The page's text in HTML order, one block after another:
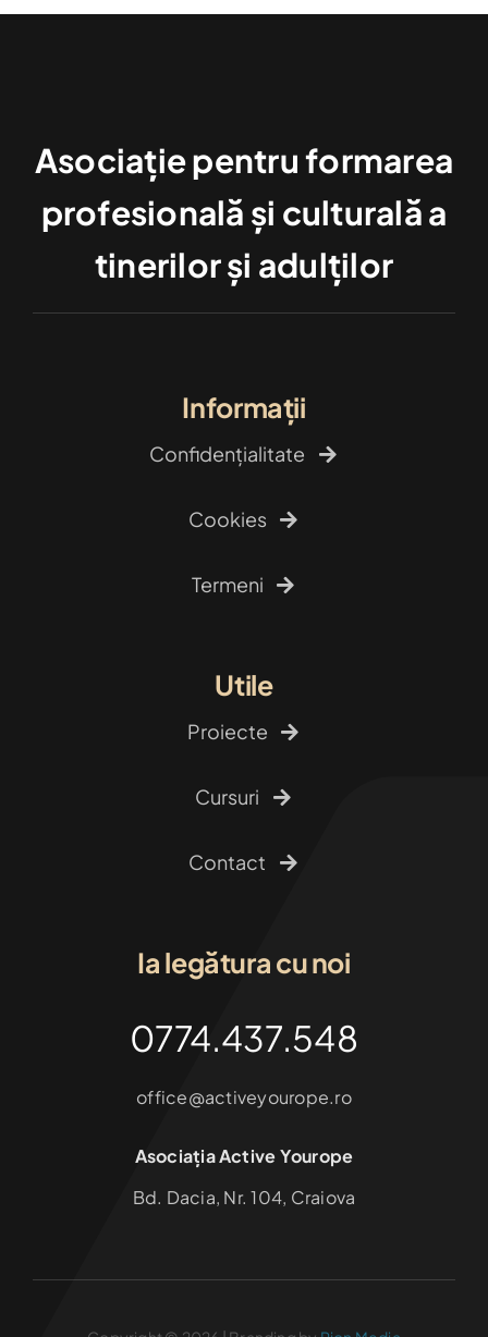
Asociație pentru formarea
profesională și culturală a
tinerilor și adulților
Informații
Confidențialitate
Cookies
Termeni
Utile
Proiecte
Cursuri
Contact
Ia legătura cu noi
0774.437.548
office@activeyourope.ro
Asociația Active Yourope
Bd. Dacia, Nr. 104, Craiova